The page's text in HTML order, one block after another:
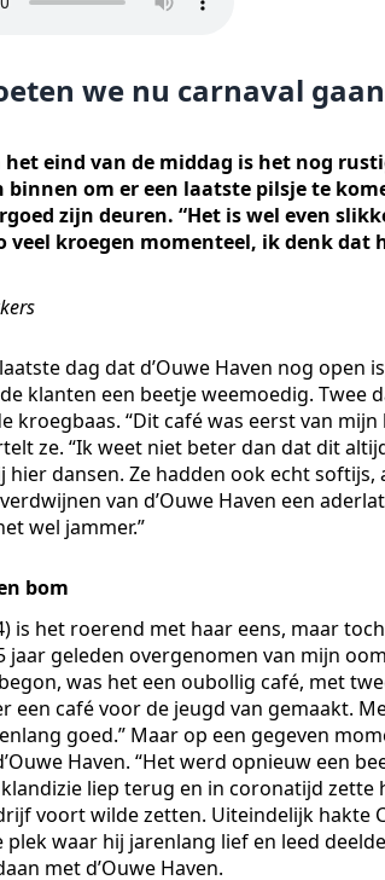
we nu carnaval gaan
eind van de middag is het nog
om er een laatste pilsje te
zijn deuren. “Het is wel even
veel kroegen momenteel, ik denk dat
dag dat d’Ouwe Haven nog open
klanten een beetje weemoedig. Twee
kroegbaas. “Dit café was eerst van
ze. “Ik weet niet beter dan dat dit
hier dansen. Ze hadden ook echt
van d’Ouwe Haven een
wel jammer.”
bom
is het roerend met haar eens, maar
jaar geleden overgenomen van mijn
was het een oubollig café, met
een café voor de jeugd van gemaakt.
goed.” Maar op een gegeven
Haven. “Het werd opnieuw een
liep terug en in coronatijd
voort wilde zetten. Uiteindelijk hakte
plek waar hij jarenlang lief en leed
met d’Ouwe Haven.